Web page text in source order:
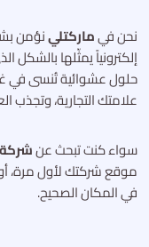
نحن فيماركتلينؤمن
إلكترونياً يمثّلها
حلول عشوائية تُنسى في
علامتك التجارية، وتجذب
سواء كنت تبحث عن
موقع شركتك لأول مرة، أو
في المكان الصحيح.